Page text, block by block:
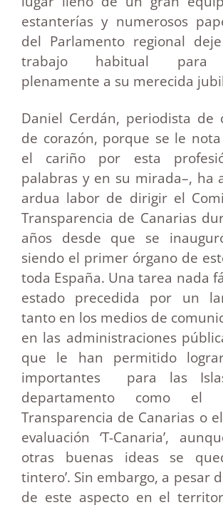
estanterías y numerosos
del Parlamento regional
trabajo habitual para
plenamente a su merecida
Daniel Cerdán, periodista de
de corazón, porque se le
el cariño por esta
palabras y en su mirada–, ha
ardua labor de dirigir el
Transparencia de Canarias
años desde que se
siendo el primer órgano de
toda España. Una tarea nada
estado precedida por un
tanto en los medios de
en las administraciones
que le han permitido
importantes para las
departamento como el
Transparencia de Canarias o
evaluación ‘T-Canaria’,
otras buenas ideas se
tintero’. Sin embargo, a pesar
de este aspecto en el